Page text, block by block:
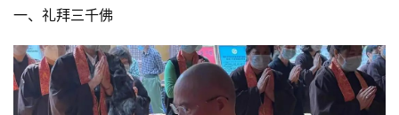
专
题
一、礼拜三千佛